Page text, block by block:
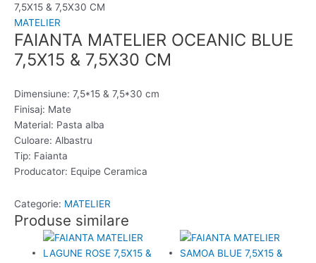
7,5X15 & 7,5X30 CM
MATELIER
FAIANTA MATELIER OCEANIC BLUE
7,5X15 & 7,5X30 CM
Dimensiune: 7,5*15 & 7,5*30 cm
Finisaj: Mate
Material: Pasta alba
Culoare: Albastru
Tip: Faianta
Producator: Equipe Ceramica
Categorie: MATELIER
Produse similare